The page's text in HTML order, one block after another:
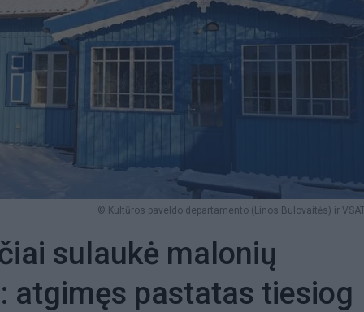
© Kultūros paveldo departamento (Linos Bulovaitės) ir
sulaukė malonių
atgimęs pastatas tiesiog